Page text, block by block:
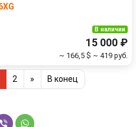
В наличии
15 000 ₽
~ 166,5 $ ~ 419 руб.
2 » В конец